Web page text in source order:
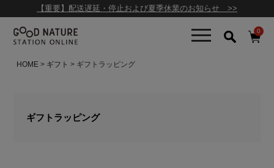
【重要】配送遅延・停止および夏季休業のお知らせ >>
0
HOME ギフト ギフトラッピング
ギフトラッピング
在庫
在庫ありのみ 全て表示